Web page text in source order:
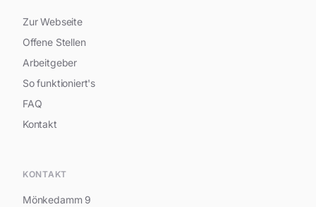
Zur Webseite
Offene Stellen
Arbeitgeber
So funktioniert's
FAQ
Kontakt
KONTAKT
Mönkedamm 9